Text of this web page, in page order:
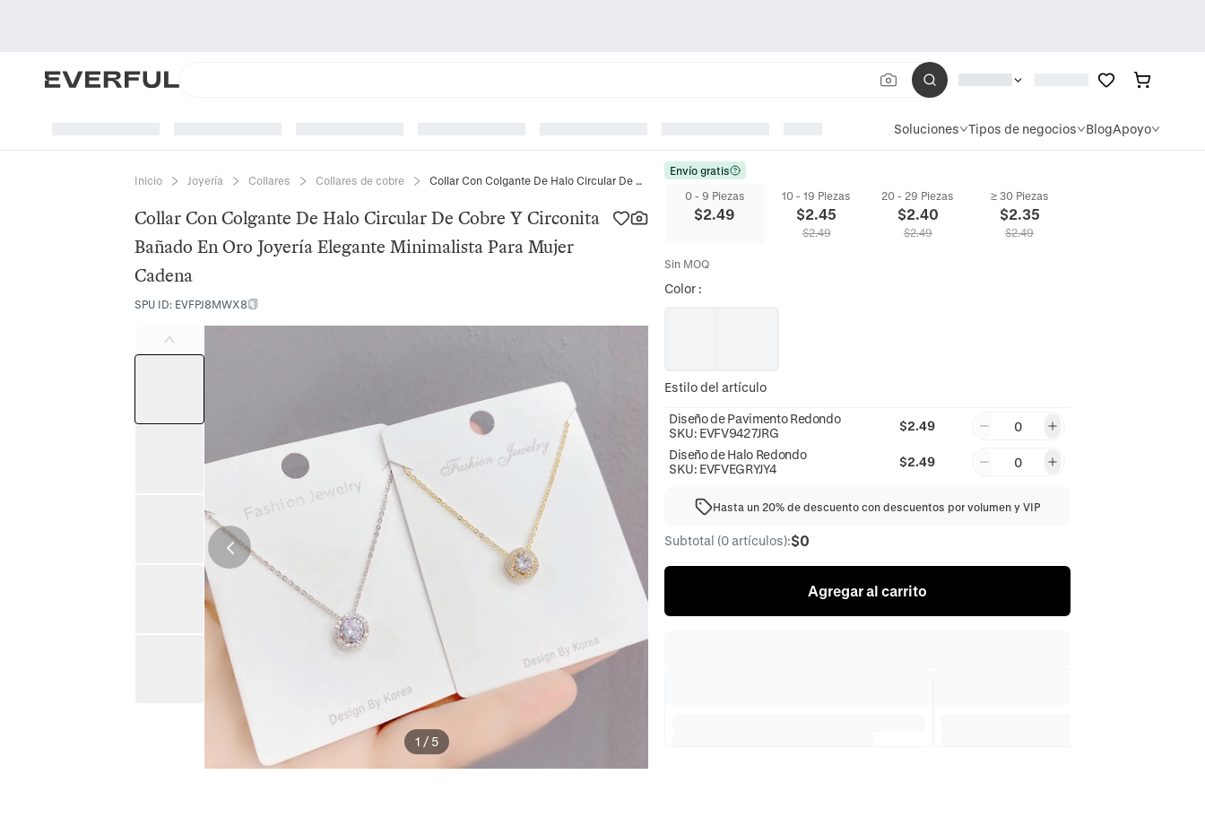
Soluciones Tipos de negocios BlogApoyo
Inicio Joyería Collares Collares de cobre Collar Con Colgante De Halo Circular De Cobre Y Circonita Bañado En Oro Joyería Elegante Minimalista Para Mujer Cadena
Collar Con Colgante De Halo Circular De Cobre Y Circonita
Bañado En Oro Joyería Elegante Minimalista Para Mujer
Cadena
SPU ID: EVFPJ8MWX8
1 / 5
Envío gratis
0 - 9 Piezas
$2.49
10 - 19 Piezas
$2.45
$2.49
20 - 29 Piezas
$2.40
$2.49
≥ 30 Piezas
$2.35
$2.49
Sin MOQ
Color:
Estilo del artículo
Diseño de Pavimento Redondo
SKU: EVFV9427JRG $2.49
0
Diseño de Halo Redondo
SKU: EVFVEGRYJY4 $2.49 0
Hasta un 20% de descuento con descuentos por volumen y VIP
Subtotal (0 artículos):$0
Agregar al carrito